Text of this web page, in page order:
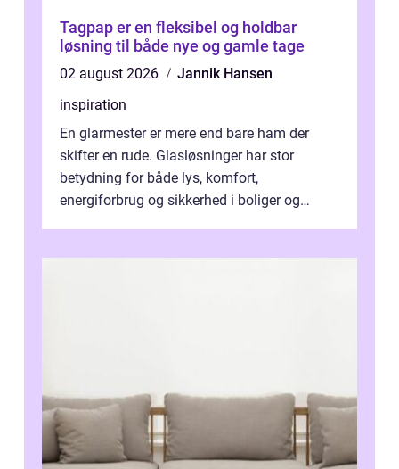
Tagpap er en fleksibel og holdbar
løsning til både nye og gamle tage
02 august 2026
Jannik Hansen
inspiration
En glarmester er mere end bare ham der
skifter en rude. Glasløsninger har stor
betydning for både lys, komfort,
energiforbrug og sikkerhed i boliger og